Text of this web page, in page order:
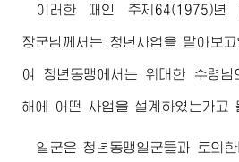
이러한 때인 주체64(1975)
장군님께서 는 청년사업을 맡아보
여 청년동맹에서는 위대한 수령님
해에 어떤 사업을 설계하였는가고
일군은 청년동맹일군들과 토의